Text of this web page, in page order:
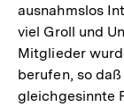
ausnahmslos
viel Groll und
Mitglieder
berufen, so
gleichgesinnte